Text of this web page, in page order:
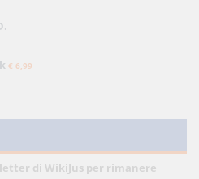
€ 6,99
di WikiJus per rimanere